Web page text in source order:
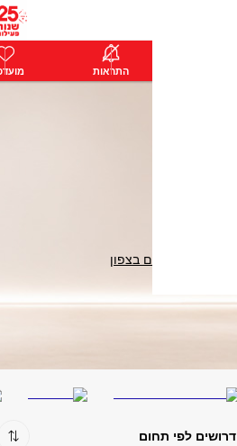
פרימיוםהתראות
דרושים בצפון
דרושים לפי תחום